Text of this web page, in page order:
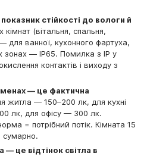
стійкості до вологи й
(вітальня, спальня,
для ванної, кухонного фартуха,
зонах — IP65. Помилка з IP у
контактів і виходу з
— це фактична
житла — 150–200 лк, для кухні
лк, для офісу — 300 лк.
= потрібний потік. Кімната 15
це відтінок світла в